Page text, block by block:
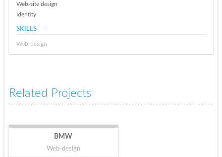
Web-site design
Identity
SKILLS
Web-design
Related Projects
BMW
Web-design